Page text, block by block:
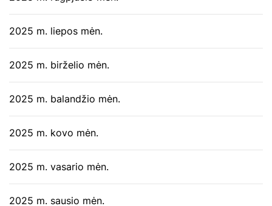
2025 m. liepos mėn.
2025 m. birželio mėn.
2025 m. balandžio mėn.
2025 m. kovo mėn.
2025 m. vasario mėn.
2025 m. sausio mėn.